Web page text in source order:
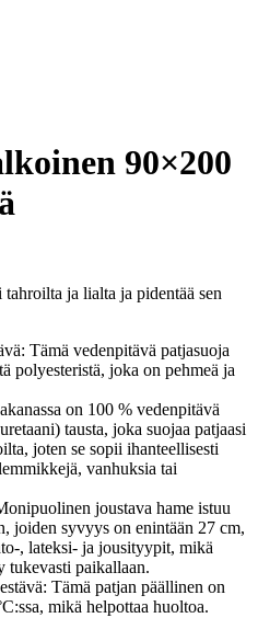
90×200
ja lialta ja pidentää sen
Tämä vedenpitävä patjasuoja
polyesteristä, joka on pehmeä ja
on 100 % vedenpitävä
tausta, joka suojaa patjaasi
joten se sopii ihanteellisesti
vanhuksia tai
joustava hame istuu
joiden syvyys on enintään 27 cm,
, lateksi- ja jousityypit, mikä
tukevasti paikallaan.
Tämä patjan päällinen on
mikä helpottaa huoltoa.